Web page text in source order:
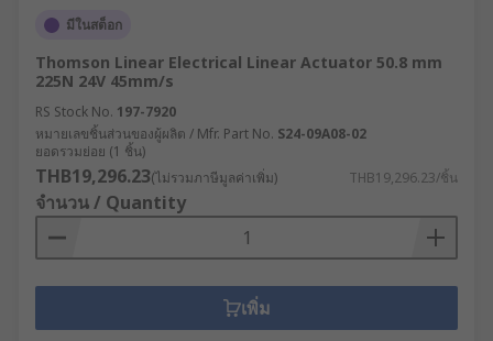
มีในสต็อก
Thomson Linear Electrical Linear Actuator 50.8 mm
225N 24V 45mm/s
RS Stock No. 197-7920
หมายเลขชิ้นส่วนของผู้ผลิต / Mfr. Part No. S24-09A08-02
ยอดรวมย่อย (1 ชิ้น)
THB19,296.23(ไม่รวมภาษีมูลค่าเพิ่ม) THB19,296.23/ชิ้น
จำนวน / Quantity
เพิ่ม